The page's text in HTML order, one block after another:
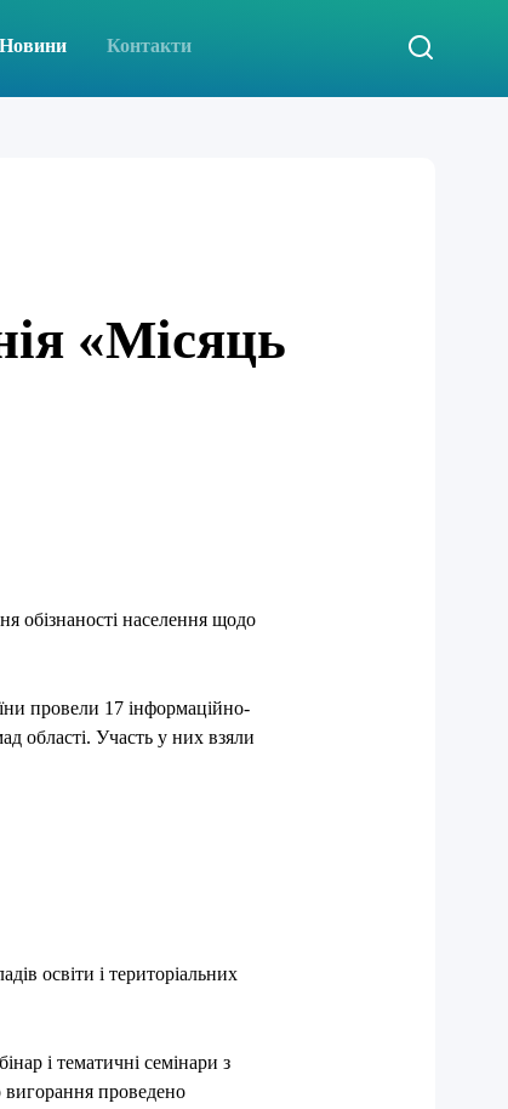
Новини Контакти
«Місяць
обізнаності населення щодо
провели 17 інформаційно-
області. Участь у них взяли
освіти і територіальних
і тематичні семінари з
вигорання проведено